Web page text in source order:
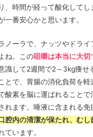
、時間が経って酸化してし
一番安心かと思います。
ノーラで、ナッツやドライ
ね。この咀嚼は本当に大切
識して2週間で2～3kg痩せ
とで、胃腸の消化負荷を軽
酸素を脳に運ばれることで
れます。唾液に含まれる免
腔内の清潔が保たれ、むし
ています。